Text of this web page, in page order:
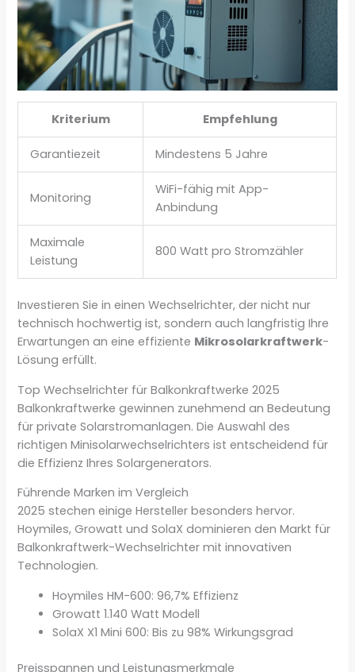
Kriterium Empfehlung
Garantiezeit Mindestens 5 Jahre
Monitoring
WiFi-fähig mit App-
Anbindung
Maximale
Leistung
800 Watt pro Stromzähler
Investieren Sie in einen Wechselrichter, der nicht nur
technisch hochwertig ist, sondern auch langfristig Ihre
Erwartungen an eine effiziente Mikrosolarkraftwerk-
Lösung erfüllt.
Top Wechselrichter für Balkonkraftwerke 2025
Balkonkraftwerke gewinnen zunehmend an Bedeutung
für private Solarstromanlagen. Die Auswahl des
richtigen Minisolarwechselrichters ist entscheidend für
die Effizienz Ihres Solargenerators.
Führende Marken im Vergleich
2025 stechen einige Hersteller besonders hervor.
Hoymiles, Growatt und SolaX dominieren den Markt für
Balkonkraftwerk-Wechselrichter mit innovativen
Technologien.
Hoymiles HM-600: 96,7% Effizienz
Growatt 1.140 Watt Modell
SolaX X1 Mini 600: Bis zu 98% Wirkungsgrad
Preisspannen und Leistungsmerkmale